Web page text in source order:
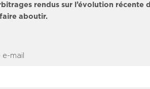
rendus sur l’évolution récente
aboutir.
mail